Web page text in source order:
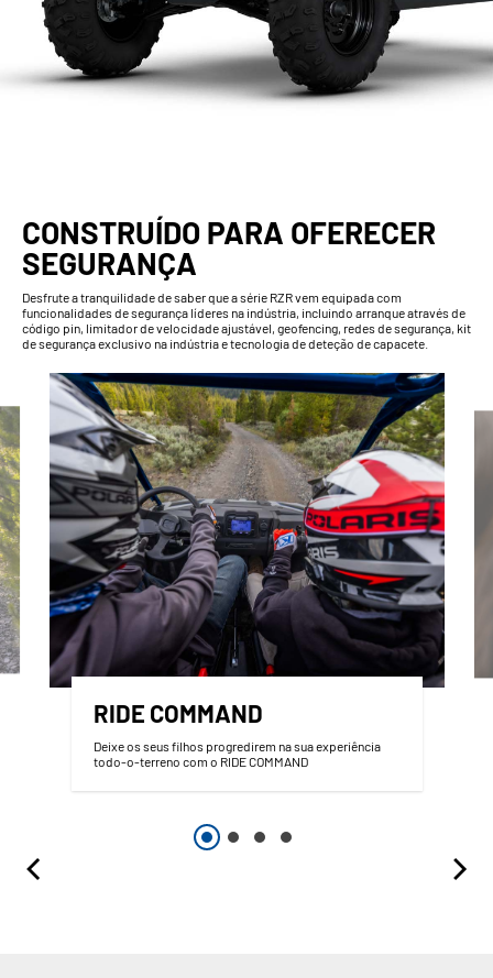
CONSTRUÍDO PARA OFERECER
SEGURANÇA
Desfrute a tranquilidade de saber que a série RZR vem equipada com
funcionalidades de segurança líderes na indústria, incluindo arranque através de
código pin, limitador de velocidade ajustável, geofencing, redes de segurança, kit
de segurança exclusivo na indústria e tecnologia de deteção de capacete.
RIDE COMMAND
Deixe os seus filhos progredirem na sua experiência
todo-o-terreno com o RIDE COMMAND